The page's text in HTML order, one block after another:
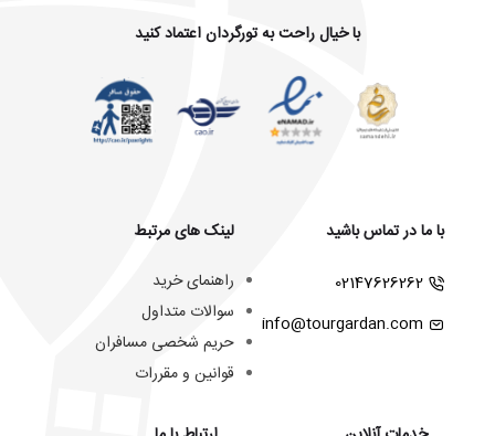
با خیال راحت به تورگردان اعتماد کنید
با ما در تماس باشید
02147626262
info@tourgardan.com
لینک های مرتبط
راهنمای خرید
سوالات متداول
حریم شخصی مسافران
قوانین و مقررات